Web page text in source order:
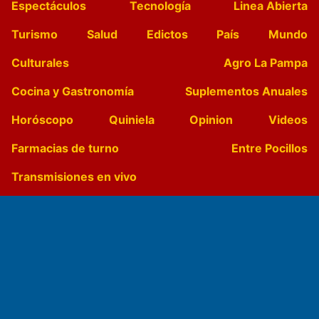
Espectáculos
Tecnología
Linea Abierta
Turismo
Salud Edictos País
Mundo
Culturales
Agro La Pampa
Cocina y Gastronomía
Suplementos Anuales
Horóscopo
Quiniela Opinion
Videos
Farmacias de turno
Entre Pocillos
Transmisiones en vivo